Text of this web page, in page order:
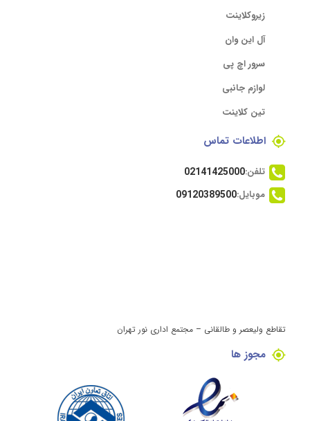
زیروکلاینت
آل این وان
سرور اچ پی
لوازم جانبی
تین کلاینت
اطلاعات تماس
تلفن:02141425000
موبایل:09120389500
تقاطع ولیعصر و طالقانی – مجتمع اداری نور تهران
مجوز ها